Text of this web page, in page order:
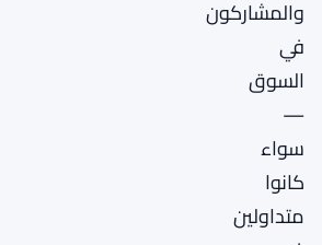
والمشاركون
في
السوق
—
سواء
كانوا
متداولين